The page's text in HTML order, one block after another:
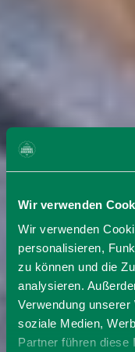
Wir verwenden
Wir verwenden
personalisieren,
zu können und die
analysieren.
Verwendung
soziale Medien,
Partner führen diese